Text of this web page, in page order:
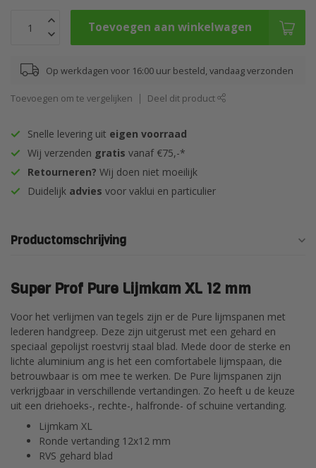
Toevoegen aan winkelwagen
Op werkdagen voor 16:00 uur besteld, vandaag verzonden
Toevoegen om te vergelijken Deel dit product
Snelle levering uit eigen voorraad
Wij verzenden gratis vanaf €75,-*
Retourneren? Wij doen niet moeilijk
Duidelijk advies voor vaklui en particulier
Productomschrijving
Super Prof Pure Lijmkam XL 12 mm
Voor het verlijmen van tegels zijn er de Pure lijmspanen met
lederen handgreep. Deze zijn uitgerust met een gehard en
speciaal gepolijst roestvrij staal blad. Mede door de sterke en
lichte aluminium ang is het een comfortabele lijmspaan, die
betrouwbaar is om mee te werken. De Pure lijmspanen zijn
verkrijgbaar in verschillende vertandingen. Zo heeft u de keuze
uit een driehoeks-, rechte-, halfronde- of schuine vertanding.
Lijmkam XL
Ronde vertanding 12x12 mm
RVS gehard blad